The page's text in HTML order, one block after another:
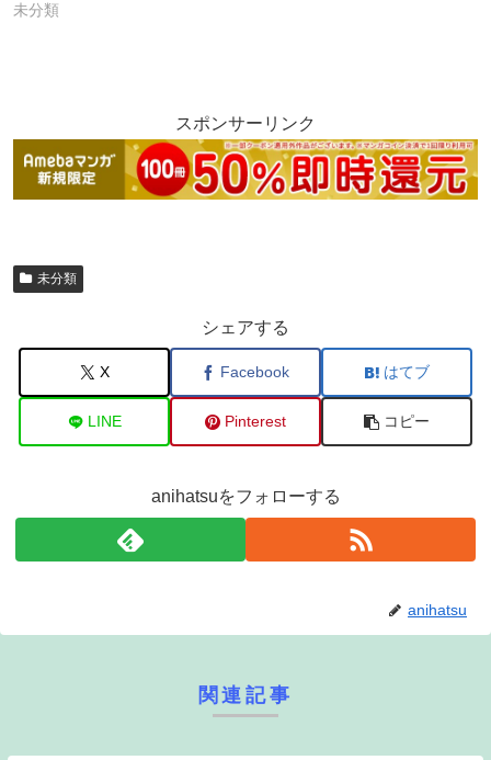
未分類
スポンサーリンク
未分類
シェアする
X Facebook はてブ
LINE Pinterest コピー
anihatsuをフォローする
anihatsu
関連記事